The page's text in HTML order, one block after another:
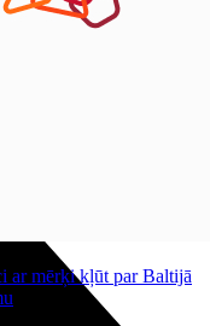
ar mērķi kļūt par Baltijā